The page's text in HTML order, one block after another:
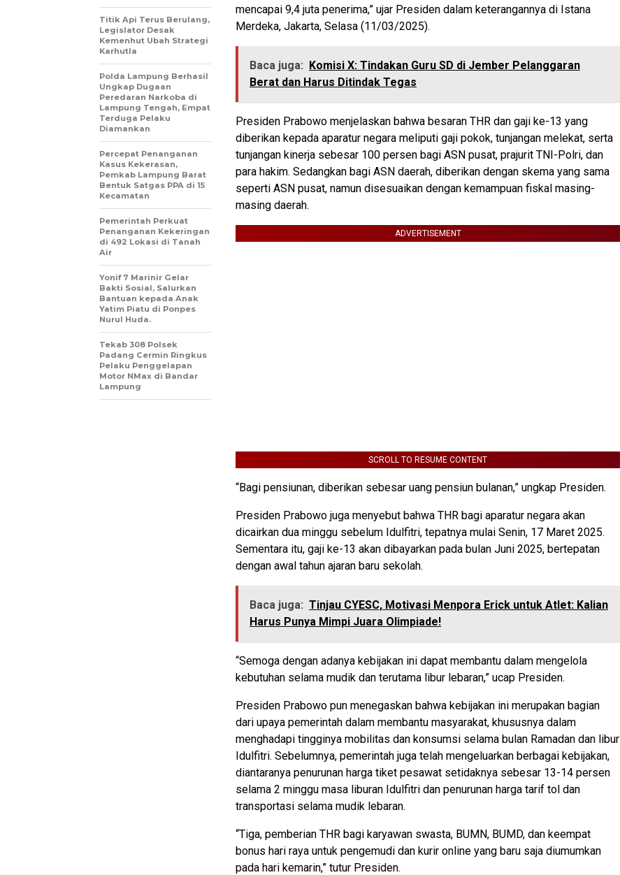
mencapai 9,4 juta penerima,” ujar Presiden dalam keterangannya di Istana
Merdeka, Jakarta, Selasa (11/03/2025).
Baca juga: Komisi X: Tindakan Guru SD di Jember Pelanggaran
Berat dan Harus Ditindak Tegas
Presiden Prabowo menjelaskan bahwa besaran THR dan gaji ke-13 yang
diberikan kepada aparatur negara meliputi gaji pokok, tunjangan melekat, serta
tunjangan kinerja sebesar 100 persen bagi ASN pusat, prajurit TNI-Polri, dan
para hakim. Sedangkan bagi ASN daerah, diberikan dengan skema yang sama
seperti ASN pusat, namun disesuaikan dengan kemampuan fiskal masing-
masing daerah.
ADVERTISEMENT
SCROLL TO RESUME CONTENT
“Bagi pensiunan, diberikan sebesar uang pensiun bulanan,” ungkap Presiden.
Presiden Prabowo juga menyebut bahwa THR bagi aparatur negara akan
dicairkan dua minggu sebelum Idulfitri, tepatnya mulai Senin, 17 Maret 2025.
Sementara itu, gaji ke-13 akan dibayarkan pada bulan Juni 2025, bertepatan
dengan awal tahun ajaran baru sekolah.
Baca juga: Tinjau CYESC, Motivasi Menpora Erick untuk Atlet: Kalian
Harus Punya Mimpi Juara Olimpiade!
“Semoga dengan adanya kebijakan ini dapat membantu dalam mengelola
kebutuhan selama mudik dan terutama libur lebaran,” ucap Presiden.
Presiden Prabowo pun menegaskan bahwa kebijakan ini merupakan bagian
dari upaya pemerintah dalam membantu masyarakat, khususnya dalam
menghadapi tingginya mobilitas dan konsumsi selama bulan Ramadan dan libur
Idulfitri. Sebelumnya, pemerintah juga telah mengeluarkan berbagai kebijakan,
diantaranya penurunan harga tiket pesawat setidaknya sebesar 13-14 persen
selama 2 minggu masa liburan Idulfitri dan penurunan harga tarif tol dan
transportasi selama mudik lebaran.
“Tiga, pemberian THR bagi karyawan swasta, BUMN, BUMD, dan keempat
bonus hari raya untuk pengemudi dan kurir online yang baru saja diumumkan
pada hari kemarin,” tutur Presiden.
Titik Api Terus Berulang,
Legislator Desak
Kemenhut Ubah Strategi
Karhutla
Polda Lampung Berhasil
Ungkap Dugaan
Peredaran Narkoba di
Lampung Tengah, Empat
Terduga Pelaku
Diamankan
Percepat Penanganan
Kasus Kekerasan,
Pemkab Lampung Barat
Bentuk Satgas PPA di 15
Kecamatan
Pemerintah Perkuat
Penanganan Kekeringan
di 492 Lokasi di Tanah
Air
Yonif 7 Marinir Gelar
Bakti Sosial, Salurkan
Bantuan kepada Anak
Yatim Piatu di Ponpes
Nurul Huda.
Tekab 308 Polsek
Padang Cermin Ringkus
Pelaku Penggelapan
Motor NMax di Bandar
Lampung